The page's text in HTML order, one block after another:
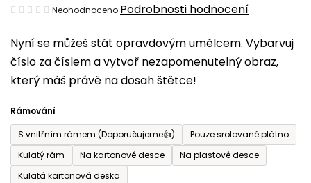
Nyní se můžeš stát opravdovým umělcem. Vybarvuj
číslo za číslem a vytvoř nezapomenutelný obraz,
který máš právě na dosah štětce!
Rámování
S vnitřním rámem (Doporučujeme👍)
Pouze srolované plátno
Kulatý rám
Na kartonové desce
Na plastové desce
Kulatá kartonová deska
Průměrné
produktu
je
0,0
5
hvězdiček.
Neohodnoceno Podrobnosti hodnocení